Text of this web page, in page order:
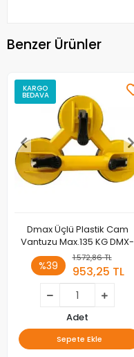
Benzer Ürünler
KARGO
BEDAVA
Dmax Üçlü Plastik Cam
Vantuzu Max.135 KG DMX-
4066
%39
1.572,86 TL
953,25 TL
Adet
Sepete Ekle